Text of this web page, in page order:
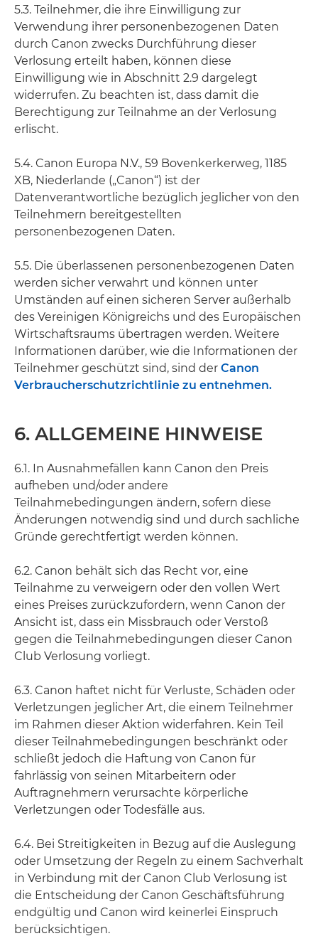
5.3. Teilnehmer, die ihre Einwilligung zur
Verwendung ihrer personenbezogenen Daten
durch Canon zwecks Durchführung dieser
Verlosung erteilt haben, können diese
Einwilligung wie in Abschnitt 2.9 dargelegt
widerrufen. Zu beachten ist, dass damit die
Berechtigung zur Teilnahme an der Verlosung
erlischt.
5.4. Canon Europa N.V., 59 Bovenkerkerweg, 1185
XB, Niederlande („Canon“) ist der
Datenverantwortliche bezüglich jeglicher von den
Teilnehmern bereitgestellten
personenbezogenen Daten.
5.5. Die überlassenen personenbezogenen Daten
werden sicher verwahrt und können unter
Umständen auf einen sicheren Server außerhalb
des Vereinigen Königreichs und des Europäischen
Wirtschaftsraums übertragen werden. Weitere
Informationen darüber, wie die Informationen der
Teilnehmer geschützt sind, sind der Canon
Verbraucherschutzrichtlinie zu entnehmen.
6. ALLGEMEINE HINWEISE
6.1. In Ausnahmefällen kann Canon den Preis
aufheben und/oder andere
Teilnahmebedingungen ändern, sofern diese
Änderungen notwendig sind und durch sachliche
Gründe gerechtfertigt werden können.
6.2. Canon behält sich das Recht vor, eine
Teilnahme zu verweigern oder den vollen Wert
eines Preises zurückzufordern, wenn Canon der
Ansicht ist, dass ein Missbrauch oder Verstoß
gegen die Teilnahmebedingungen dieser Canon
Club Verlosung vorliegt.
6.3. Canon haftet nicht für Verluste, Schäden oder
Verletzungen jeglicher Art, die einem Teilnehmer
im Rahmen dieser Aktion widerfahren. Kein Teil
dieser Teilnahmebedingungen beschränkt oder
schließt jedoch die Haftung von Canon für
fahrlässig von seinen Mitarbeitern oder
Auftragnehmern verursachte körperliche
Verletzungen oder Todesfälle aus.
6.4. Bei Streitigkeiten in Bezug auf die Auslegung
oder Umsetzung der Regeln zu einem Sachverhalt
in Verbindung mit der Canon Club Verlosung ist
die Entscheidung der Canon Geschäftsführung
endgültig und Canon wird keinerlei Einspruch
berücksichtigen.